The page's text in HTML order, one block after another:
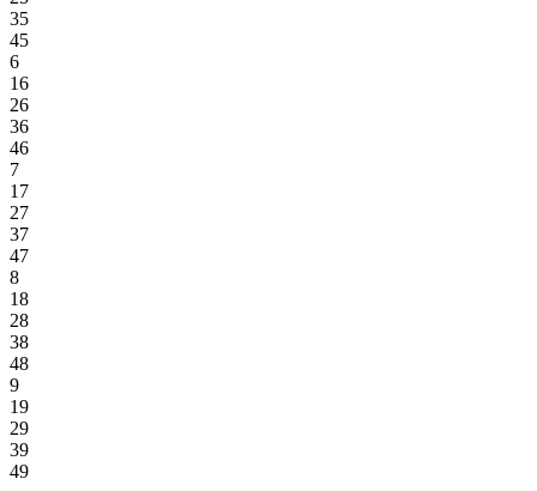
35
45
6
16
26
36
46
7
17
27
37
47
8
18
28
38
48
9
19
29
39
49